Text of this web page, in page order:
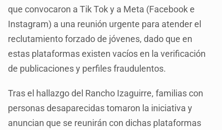
que convocaron a Tik Tok y a Meta (Facebook e
Instagram) a una reunión urgente para atender el
reclutamiento forzado de jóvenes, dado que en
estas plataformas existen vacíos en la verificación
de publicaciones y perfiles fraudulentos.
Tras el hallazgo del Rancho Izaguirre, familias con
personas desaparecidas tomaron la iniciativa y
anuncian que se reunirán con dichas plataformas